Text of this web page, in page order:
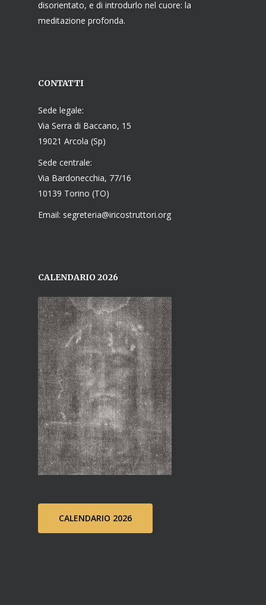
disorientato, e di introdurlo nel cuore: la
meditazione profonda.
CONTATTI
Sede legale:
Via Serra di Baccano, 15
19021 Arcola (Sp)
Sede centrale:
Via Bardonecchia, 77/16
10139 Torino (TO)
Email: segreteria@iricostruttori.org
CALENDARIO 2026
CALENDARIO 2026